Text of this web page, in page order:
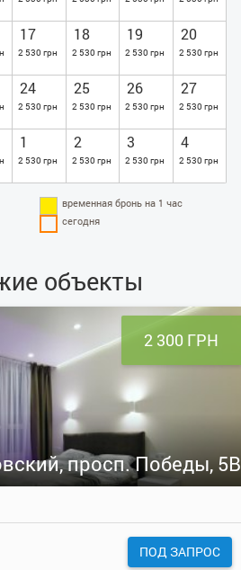
17
2 530 грн
18
2 530 грн
19
2 530 грн
20
2 530 грн
24
2 530 грн
25
2 530 грн
26
2 530 грн
27
2 530 грн
1
2 530 грн
2
2 530 грн
3
2 530 грн
4
2 530 грн
временная бронь на 1 час
сегодня
объекты
2 300 ГРН
просп. Победы, 5В
ПОД ЗАПРОС